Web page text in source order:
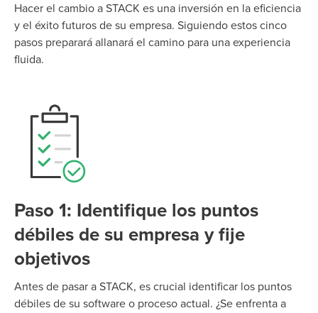
Hacer el cambio a STACK es una inversión en la eficiencia
y el éxito futuros de su empresa. Siguiendo estos cinco
pasos preparará allanará el camino para una experiencia
fluida.
Paso 1: Identifique los puntos
débiles de su empresa y fije
objetivos
Antes de pasar a STACK, es crucial identificar los puntos
débiles de su software o proceso actual. ¿Se enfrenta a